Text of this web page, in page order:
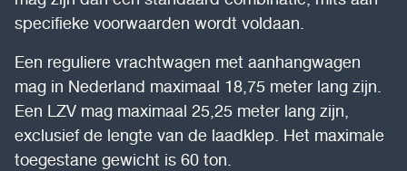
specifieke voorwaarden wordt voldaan.
Een reguliere vrachtwagen met aanhangwagen
mag in Nederland maximaal 18,75 meter lang zijn.
Een LZV mag maximaal 25,25 meter lang zijn,
exclusief de lengte van de laadklep. Het maximale
toegestane gewicht is 60 ton.